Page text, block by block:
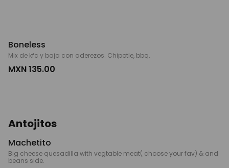
Boneless
Mix de kfc y baja con aderezos. Chipotle, bbq.
MXN 135.00
Antojitos
Machetito
Big cheese quesadilla with vegtable meat( choose your fav) & and
beans side.